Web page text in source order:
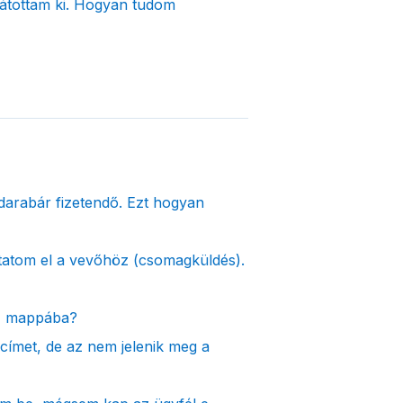
ki. Hogyan tudom
fizetendő. Ezt hogyan
el a vevőhöz (csomagküldés).
de az nem jelenik meg a